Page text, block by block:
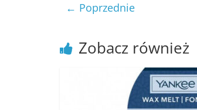
te
poradniki.
← Poprzednie
Zobacz również